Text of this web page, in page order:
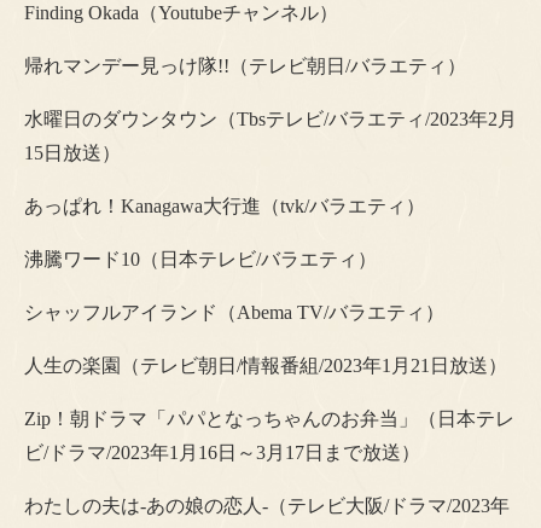
Finding Okada（Youtubeチャンネル）
帰れマンデー見っけ隊!!（テレビ朝日/バラエティ）
水曜日のダウンタウン（Tbsテレビ/バラエティ/2023年2月
15日放送）
あっぱれ！Kanagawa大行進（tvk/バラエティ）
沸騰ワード10（日本テレビ/バラエティ）
シャッフルアイランド（Abema TV/バラエティ）
人生の楽園（テレビ朝日/情報番組/2023年1月21日放送）
Zip！朝ドラマ「パパとなっちゃんのお弁当」（日本テレ
ビ/ドラマ/2023年1月16日～3月17日まで放送）
わたしの夫は-あの娘の恋人-（テレビ大阪/ドラマ/2023年